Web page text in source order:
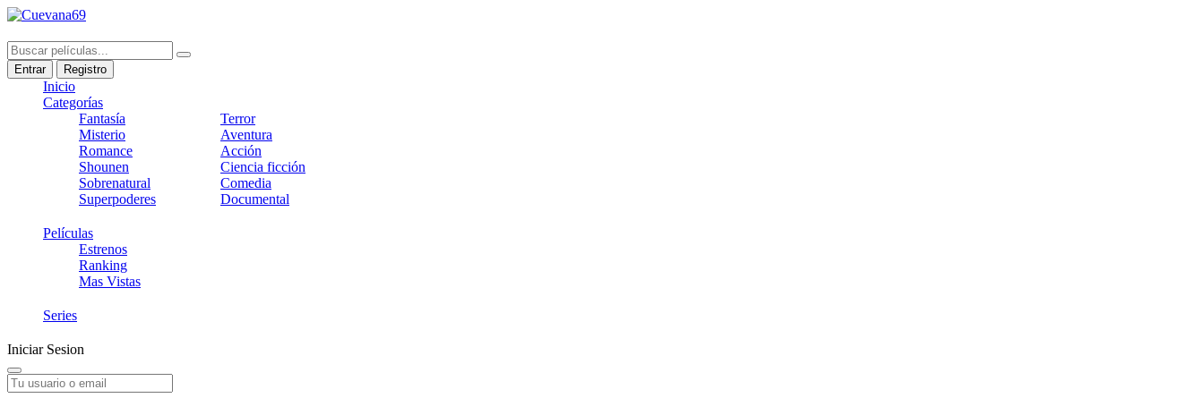
Entrar Registro
Inicio
Categorías
Fantasía
Misterio
Romance
Shounen
Sobrenatural
Superpoderes
Terror
Aventura
Acción
Ciencia ficción
Comedia
Documental
Películas
Estrenos
Ranking
Mas Vistas
Series
Iniciar Sesion